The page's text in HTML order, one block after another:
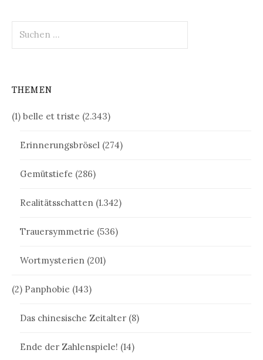
nach:
THEMEN
(1) belle et triste (2.343)
Erinnerungsbrösel (274)
Gemütstiefe (286)
Realitätsschatten (1.342)
Trauersymmetrie (536)
Wortmysterien (201)
(2) Panphobie (143)
Das chinesische Zeitalter (8)
Ende der Zahlenspiele! (14)